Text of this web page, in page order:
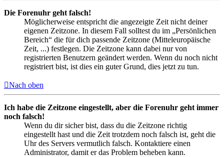
Die Forenuhr geht falsch!
Möglicherweise entspricht die angezeigte Zeit nicht deiner
eigenen Zeitzone. In diesem Fall solltest du im „Persönlichen
Bereich“ die für dich passende Zeitzone (Mitteleuropäische
Zeit, ...) festlegen. Die Zeitzone kann dabei nur von
registrierten Benutzern geändert werden. Wenn du noch nicht
registriert bist, ist dies ein guter Grund, dies jetzt zu tun.
Nach oben
Ich habe die Zeitzone eingestellt, aber die Forenuhr geht immer
noch falsch!
Wenn du dir sicher bist, dass du die Zeitzone richtig
eingestellt hast und die Zeit trotzdem noch falsch ist, geht die
Uhr des Servers vermutlich falsch. Kontaktiere einen
Administrator, damit er das Problem beheben kann.